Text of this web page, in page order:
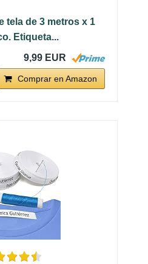
tela de 3 metros x 1
Etiqueta...
9,99 EUR
Comprar en Amazon